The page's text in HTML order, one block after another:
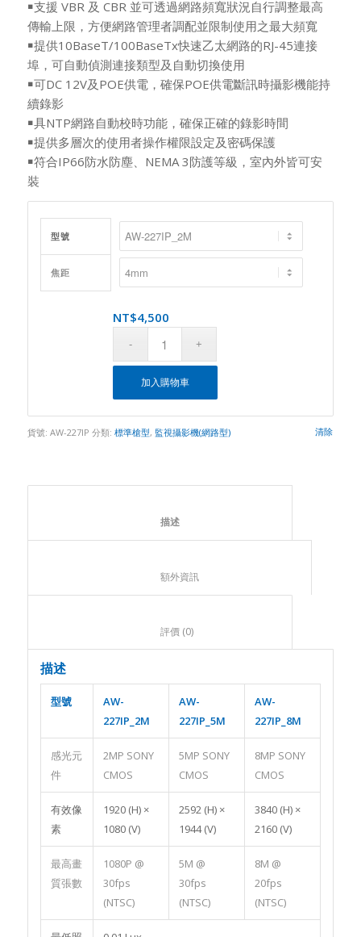
￭支援 VBR 及 CBR 並可透過網路頻寬狀況自行調整最高
傳輸上限，方便網路管理者調配並限制使用之最大頻寬
￭提供10BaseT/100BaseTx快速乙太網路的RJ-45連接
埠，可自動偵測連接類型及自動切換使用
￭可DC 12V及POE供電，確保POE供電斷訊時攝影機能持
續錄影
￭具NTP網路自動校時功能，確保正確的錄影時間
￭提供多層次的使用者操作權限設定及密碼保護
￭符合IP66防水防塵、NEMA 3防護等級，室內外皆可安
裝
型號
焦距
清除
NT$4,500
加入購物車
貨號: AW-227IP 分類: 標準槍型, 監視攝影機(網路型)
						描述
						額外資訊
						評價 (0)
描述
型號
AW-
227IP_2M
AW-
227IP_5M
AW-
227IP_8M
感光元
件
2MP SONY
CMOS
5MP SONY
CMOS
8MP SONY
CMOS
有效像
素
1920 (H) ×
1080 (V)
2592 (H) ×
1944 (V)
3840 (H) ×
2160 (V)
最高畫
質張數
1080P @
30fps
(NTSC)
5M @
30fps
(NTSC)
8M @
20fps
(NTSC)